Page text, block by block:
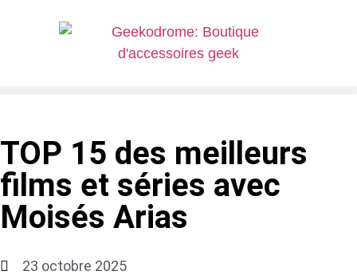
TOP 15 des meilleurs
films et séries avec
Moisés Arias
23 octobre 2025